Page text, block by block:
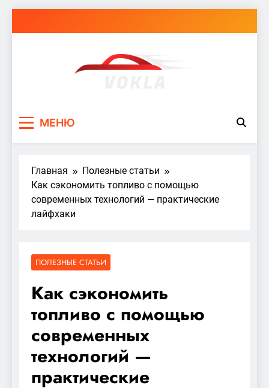
МЕНЮ
Главная
Полезные статьи
Как сэкономить топливо с помощью
современных технологий — практические
лайфхаки
ПОЛЕЗНЫЕ СТАТЬИ
Как сэкономить
топливо с помощью
современных
технологий —
практические